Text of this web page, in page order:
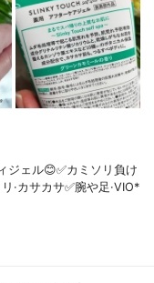
ジェル😊✅カミソリ負け
·カサカサ✅腕や足·VIO*